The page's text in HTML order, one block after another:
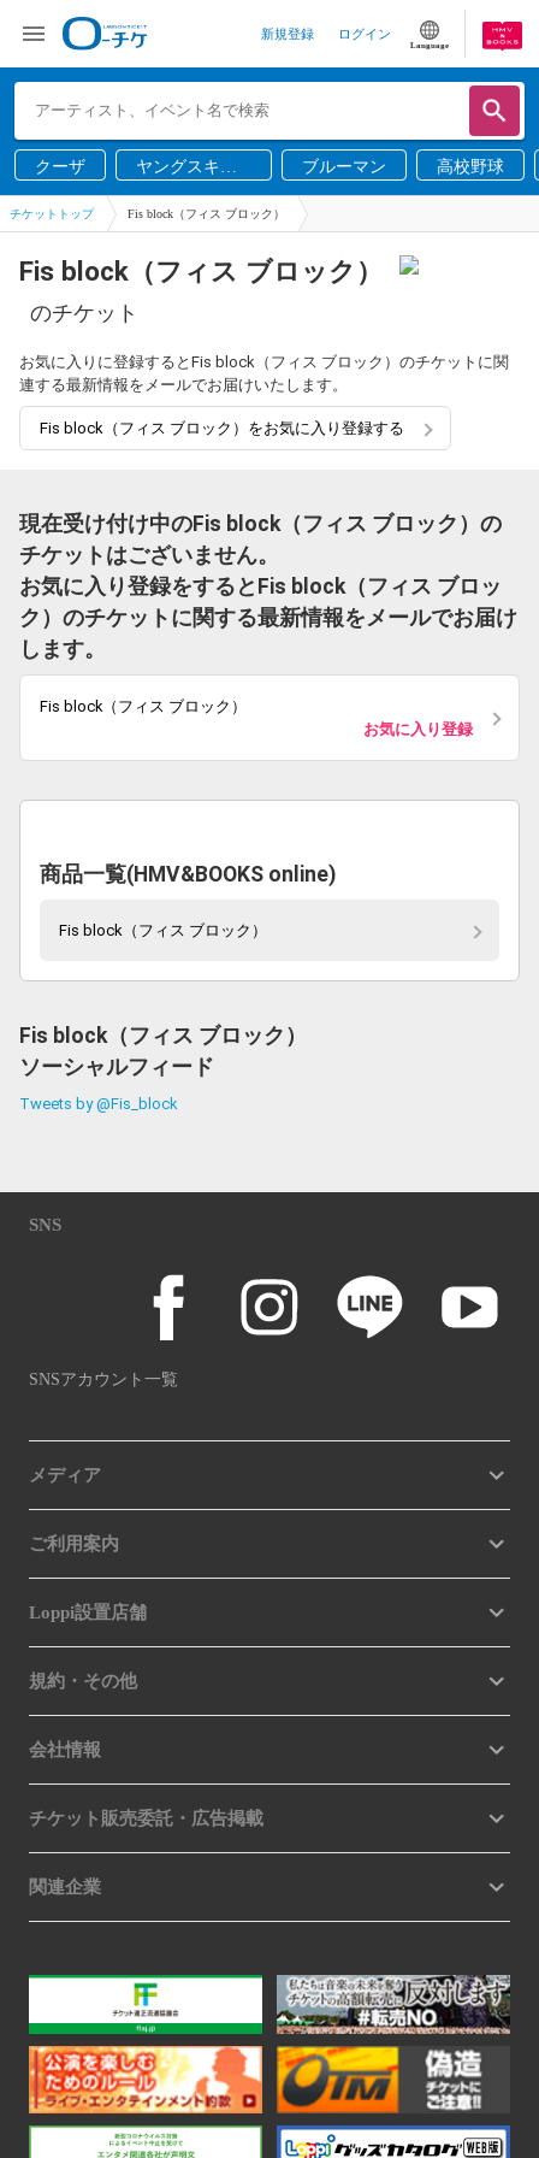
新規登録 ログイン
Language
クーザ
ヤングスキニ
ー
ブルーマン 高校野球
チケットトップ Fis block（フィス ブロック）
Fis block（フィス ブロック）
のチケット
お気に入りに登録するとFis block（フィス ブロック）のチケットに関
連する最新情報をメールでお届けいたします。
Fis block（フィス ブロック）をお気に入り登録する
現在受け付け中のFis block（フィス ブロック）の
チケットはございません。
お気に入り登録をするとFis block（フィス ブロッ
ク）のチケットに関する最新情報をメールでお届け
します。
Fis block（フィス ブロック）
お気に入り登録
商品一覧(HMV&BOOKS online)
Fis block（フィス ブロック）
Fis block（フィス ブロック）
ソーシャルフィード
Tweets by @Fis_block
SNS
SNSアカウント一覧
メディア
ご利用案内
Loppi設置店舗
規約・その他
会社情報
チケット販売委託・広告掲載
関連企業